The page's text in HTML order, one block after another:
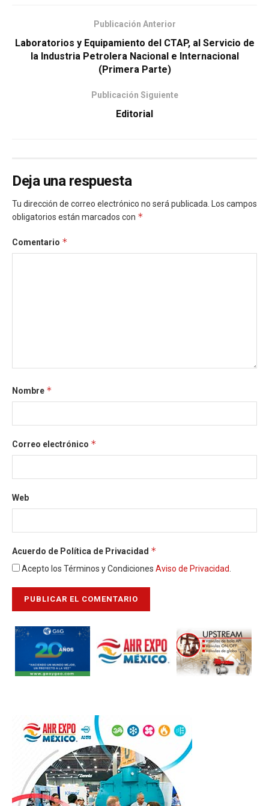
Publicación Anterior
Laboratorios y Equipamiento del CTAP, al Servicio de
la Industria Petrolera Nacional e Internacional
(Primera Parte)
Publicación Siguiente
Editorial
Deja una respuesta
Tu dirección de correo electrónico no será publicada.
Los campos
obligatorios están marcados con *
Comentario *
Nombre *
Correo electrónico *
Web
Acuerdo de Política de Privacidad *
Acepto los Términos y Condiciones Aviso de Privacidad